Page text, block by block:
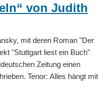
von Judith
mit deren Roman "Der
"Stuttgart liest ein Buch"
Zeitung einen
Tenor: Alles hängt mit